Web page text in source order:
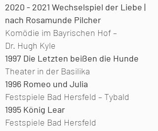
2020 - 2021 Wechselspiel der Liebe |
nach Rosamunde Pilcher
Komödie im Bayrischen Hof –
Dr. Hugh Kyle
1997 Die Letzten beißen die Hunde
Theater in der Basilika
1996 Romeo und Julia
Festspiele Bad Hersfeld – Tybald
1995 König Lear
Festspiele Bad Hersfeld